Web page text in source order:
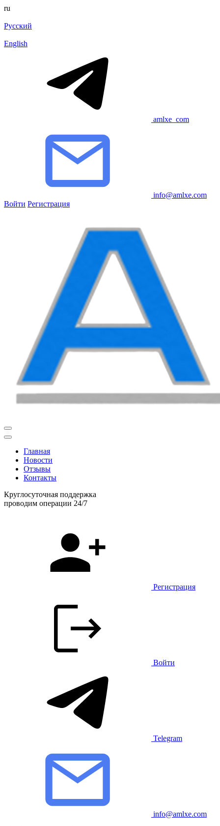
ru
Русский
English
amlxe_com
info@amlxe.com
Войти Регистрация
Главная
Новости
Отзывы
Контакты
Круглосуточная поддержка
проводим операции 24/7
Регистрация
Войти
Telegram
info@amlxe.com